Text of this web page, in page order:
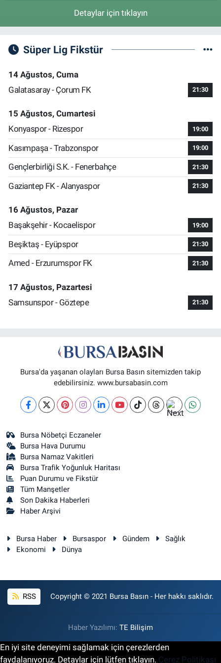
Detaylar için tıklayın
Süper Lig Fikstür
14 Ağustos, Cuma
Galatasaray - Çorum FK
21:30
15 Ağustos, Cumartesi
Konyaspor - Rizespor
19:00
Kasımpaşa - Trabzonspor 19:00
Gençlerbirliği S.K. - Fenerbahçe 21:30
Gaziantep FK - Alanyaspor 21:30
16 Ağustos, Pazar
Başakşehir - Kocaelispor
19:00
Beşiktaş - Eyüpspor 21:30
Amed - Erzurumspor FK 21:30
17 Ağustos, Pazartesi
Samsunspor - Göztepe
21:30
Bursa'da yaşanan olayları Bursa Basın sitemizden takip
edebilirsiniz. www.bursabasin.com
Bursa Nöbetçi Eczaneler
Bursa Hava Durumu
Bursa Namaz Vakitleri
Bursa Trafik Yoğunluk Haritası
Puan Durumu ve Fikstür
Tüm Manşetler
Son Dakika Haberleri
Haber Arşivi
Bursa Haber Bursaspor Gündem
Sağlık
Ekonomi
Dünya
RSS Copyright © 2021 Bursa Basın - Her hakkı saklıdır.
Haber Yazılımı: TE Bilişim
En iyi site deneyimi sağlamak için çerezlerden
faydalanıyoruz. Detaylar için lütfen tıklayın. Çerez Politikası